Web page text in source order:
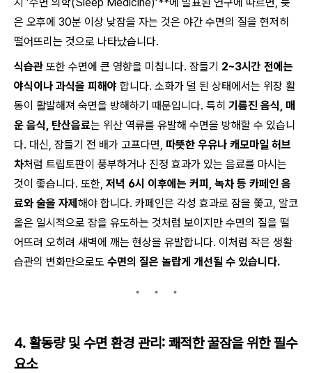
은 오후에 30분 이상 낮잠을 자는 것은 야간 수면의 질을 현저히
떨어뜨리는 것으로 나타났습니다.
식습관 또한 수면에 큰 영향을 미칩니다. 잠들기 2~3시간 전에는
야식이나 과식을 피해야 합니다. 소화가 덜 된 상태에서는 위장 활
동이 활발해져 숙면을 방해하기 때문입니다. 특히 기름진 음식, 매
운 음식, 탄산음료는 위산 역류를 유발해 수면을 방해할 수 있습니
다. 대신, 잠들기 전 배가 고프다면, 따뜻한 우유나 캐모마일 허브
차처럼 트립토판이 풍부하거나 진정 효과가 있는 음료를 마시는
것이 좋습니다. 또한, 저녁 6시 이후에는 커피, 녹차 등 카페인 음
료와 술을 자제 해야 합니다. 카페인은 각성 효과로 잠을 쫓고, 알코
올은 일시적으로 잠을 유도하는 것처럼 보이지만 수면의 질을 떨
어뜨려 오히려 새벽에 깨는 현상을 유발합니다. 이처럼 작은 생활
습관의 변화만으로도 수면의 질은 놀랍게 개선될 수 있습니다.
4. 활동량 및 수면 환경 관리: 쾌적한 꿀잠을 위한 필수
요소